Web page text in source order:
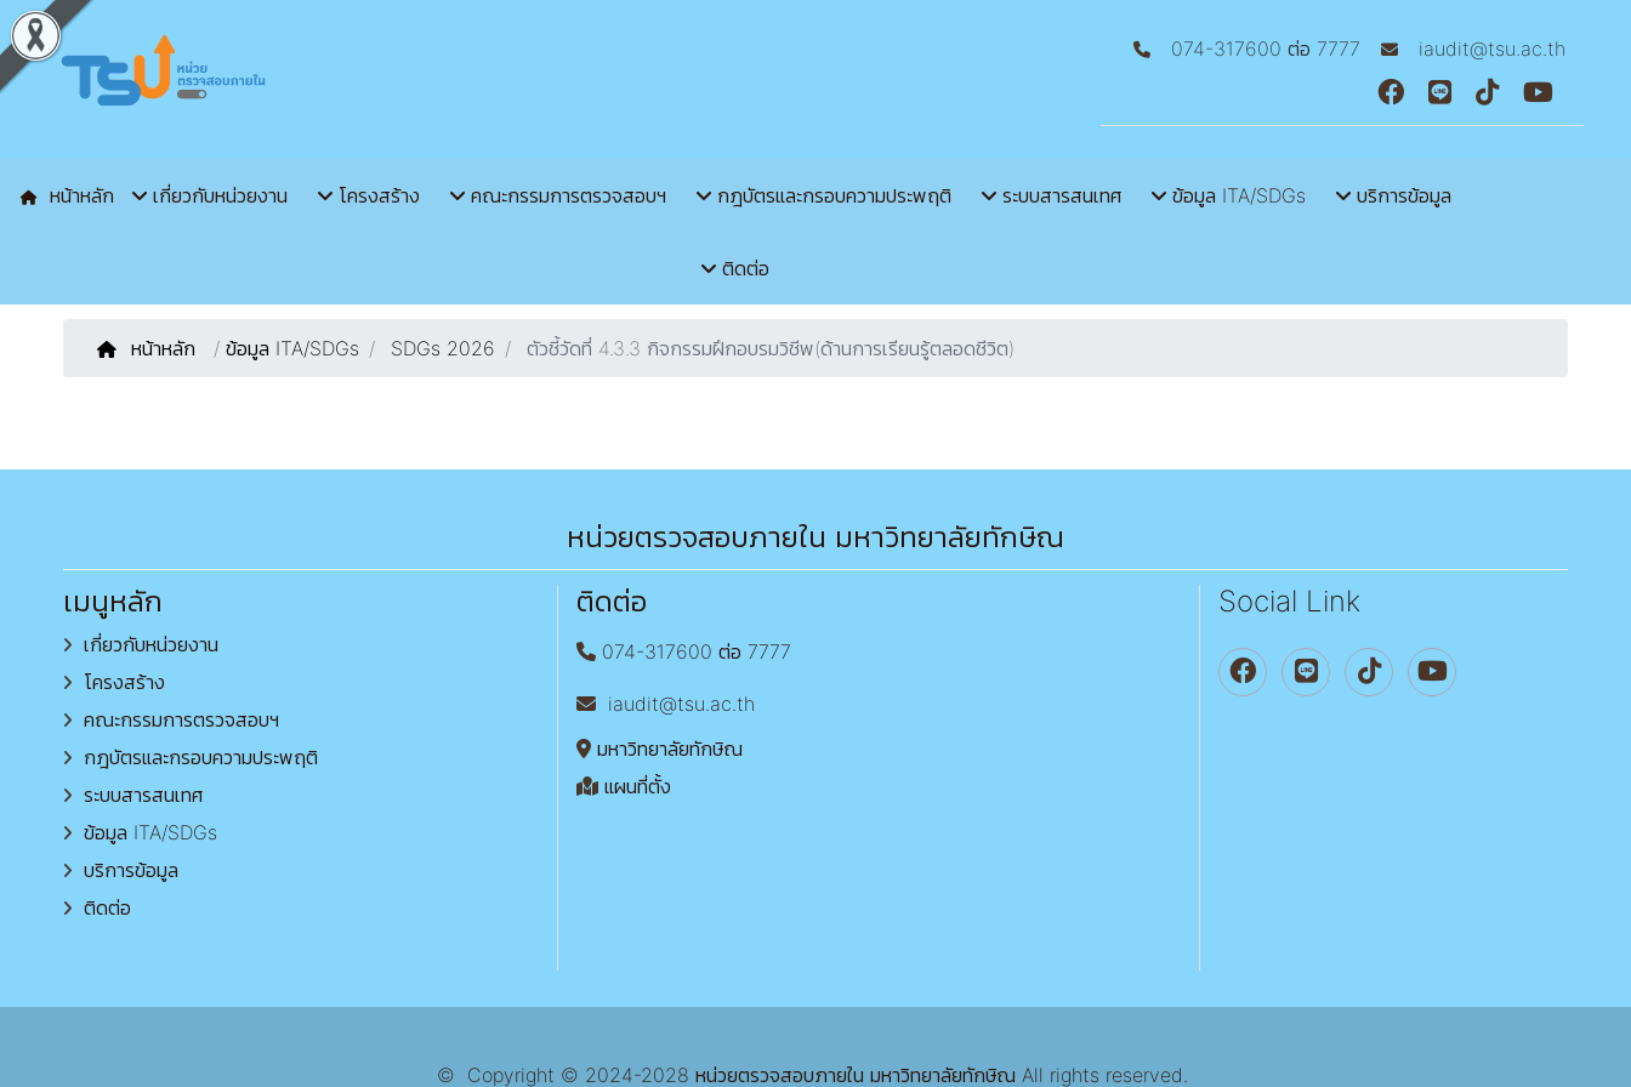
074-317600 ต่อ 7777 iaudit@tsu.ac.th
หน้าหลัก เกี่ยวกับหน่วยงาน โครงสร้าง คณะกรรมการตรวจสอบฯ กฎบัตรและกรอบความประพฤติ ระบบสารสนเทศ ข้อมูล ITA/SDGs บริการข้อมูล
ติดต่อ
หน้าหลัก / ข้อมูล ITA/SDGs SDGs 2026 ตัวชี้วัดที่ 4.3.3 กิจกรรมฝึกอบรมวิชีพ(ด้านการเรียนรู้ตลอดชีวิต)
หน่วยตรวจสอบภายใน มหาวิทยาลัยทักษิณ
เมนูหลัก
เกี่ยวกับหน่วยงาน
โครงสร้าง
คณะกรรมการตรวจสอบฯ
กฎบัตรและกรอบความประพฤติ
ระบบสารสนเทศ
ข้อมูล ITA/SDGs
บริการข้อมูล
ติดต่อ
ติดต่อ
074-317600 ต่อ 7777
iaudit@tsu.ac.th
มหาวิทยาลัยทักษิณ
แผนที่ตั้ง
Social Link
© Copyright © 2024-2028 หน่วยตรวจสอบภายใน มหาวิทยาลัยทักษิณ All rights reserved.